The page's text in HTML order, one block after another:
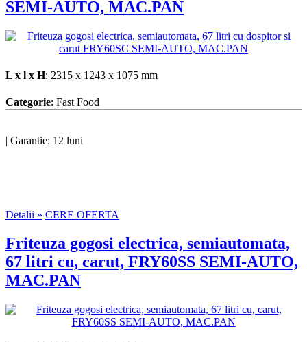
SEMI-AUTO, MAC.PAN
L x l x H: 2315 x 1243 x 1075 mm
Categorie: Fast Food
| Garantie: 12 luni
Detalii » CERE OFERTA
Friteuza gogosi electrica, semiautomata,
67 litri cu, carut, FRY60SS SEMI-AUTO,
MAC.PAN